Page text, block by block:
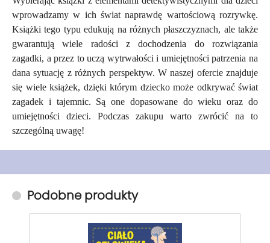
wprowadzamy w ich świat naprawdę wartościową rozrywkę.
Książki tego typu edukują na różnych płaszczyznach, ale także
gwarantują wiele radości z dochodzenia do rozwiązania
zagadki, a przez to uczą wytrwałości i umiejętności patrzenia na
dana sytuację z różnych perspektyw. W naszej ofercie znajduje
się wiele książek, dzięki którym dziecko może odkrywać świat
zagadek i tajemnic. Są one dopasowane do wieku oraz do
umiejętności dzieci. Podczas zakupu warto zwrócić na to
szczególną uwagę!
Podobne produkty